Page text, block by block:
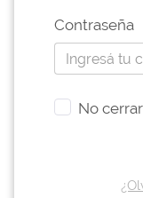
Contraseña
No